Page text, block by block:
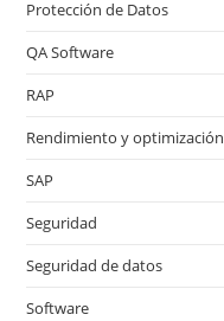
Protección de Datos
QA Software
RAP
Rendimiento y optimización
SAP
Seguridad
Seguridad de datos
Software